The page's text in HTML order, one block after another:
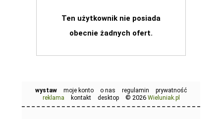
Ten użytkownik nie posiada
obecnie żadnych ofert.
wystaw moje konto o nas regulamin
prywatność
reklama
kontakt desktop © 2026 Wieluniak.pl